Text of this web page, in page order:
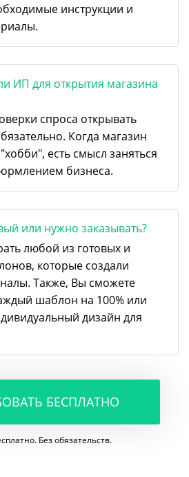
инструкции и
ИП для открытия магазина
спроса открывать
Когда магазин
есть смысл заняться
бизнеса.
или нужно заказывать?
любой из готовых и
которые создали
Также, Вы сможете
шаблон на 100% или
дизайн для
БЕСПЛАТНО
Без обязательств.